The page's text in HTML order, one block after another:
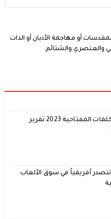
أو مهاجمة الأديان أو الذات
والعنصري والشتائم.
أبرز الكلمات المفتاحية 2023 تقرير
أفريقياً في سوق الألعاب